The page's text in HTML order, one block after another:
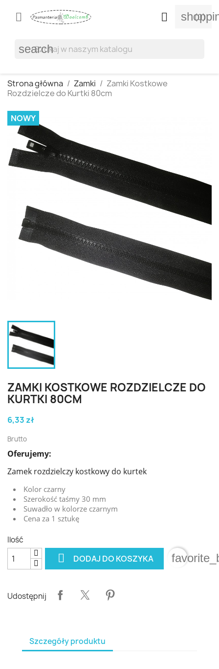
 (0)

search
Strona główna Zamki
Zamki Kostkowe
Rozdzielcze do Kurtki 80cm
NOWY
ZAMKI KOSTKOWE ROZDZIELCZE DO
KURTKI 80CM
6,33 zł
Brutto
Oferujemy:
Zamek rozdzielczy kostkowy do kurtek
Kolor czarny
Szerokość taśmy 30 mm
Suwadło w kolorze czarnym
Cena za 1 sztukę
Ilość
 DODAJ DO KOSZYKA
Udostępnij
Szczegóły produktu